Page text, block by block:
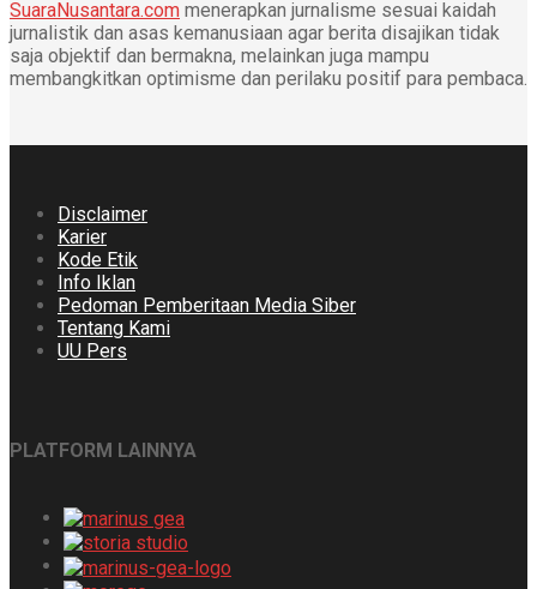
SuaraNusantara.com menerapkan jurnalisme sesuai kaidah
jurnalistik dan asas kemanusiaan agar berita disajikan tidak
saja objektif dan bermakna, melainkan juga mampu
membangkitkan optimisme dan perilaku positif para pembaca.
Disclaimer
Karier
Kode Etik
Info Iklan
Pedoman Pemberitaan Media Siber
Tentang Kami
UU Pers
PLATFORM LAINNYA